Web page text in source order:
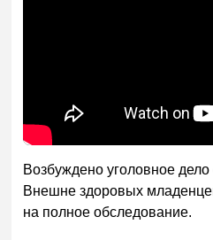
Возбуждено уголовное
Внешне здоровых
на полное обследование.